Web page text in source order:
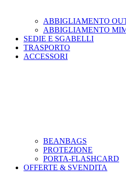
ABBIGLIAMENTO
ABBIGLIAMENTO
SEDIE E SGABELLI
TRASPORTO
ACCESSORI
BEANBAGS
PROTEZIONE
PORTA-FLASHCARD
OFFERTE & SVENDITA